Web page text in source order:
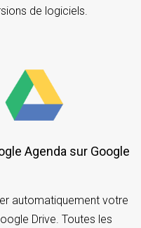
de logiciels.
automatiquement votre
Drive. Toutes les